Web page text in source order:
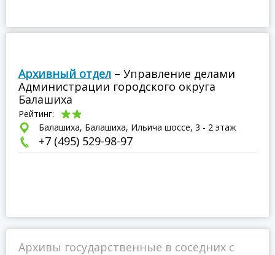
Архивный отдел – Управление делами
Администрации городского округа
Балашиха
Рейтинг:
Балашиха, Балашиха, Ильича шоссе, 3 - 2 этаж
+7 (495) 529-98-97
Архивы государственные в соседних с